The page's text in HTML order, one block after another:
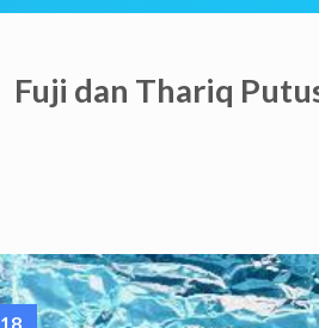
Fuji dan Thariq
18